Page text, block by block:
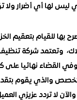
لها أي أضرار ولا
بها للقيام بتعقيم
وتعتمد شركة
القضاء نهائيا على
والذي يقوم
لا تردد عزيزي